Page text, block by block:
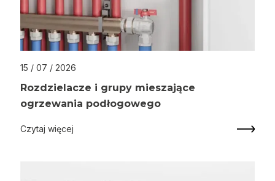
15 / 07 / 2026
Rozdzielacze i grupy mieszające
ogrzewania podłogowego
Czytaj więcej